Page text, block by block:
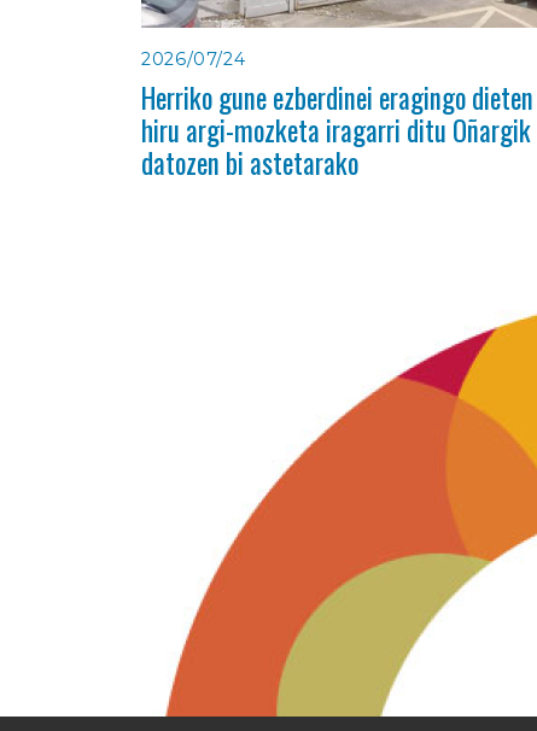
2026/07/24
Herriko gune ezberdinei eragingo dieten
hiru argi-mozketa iragarri ditu Oñargik
datozen bi astetarako